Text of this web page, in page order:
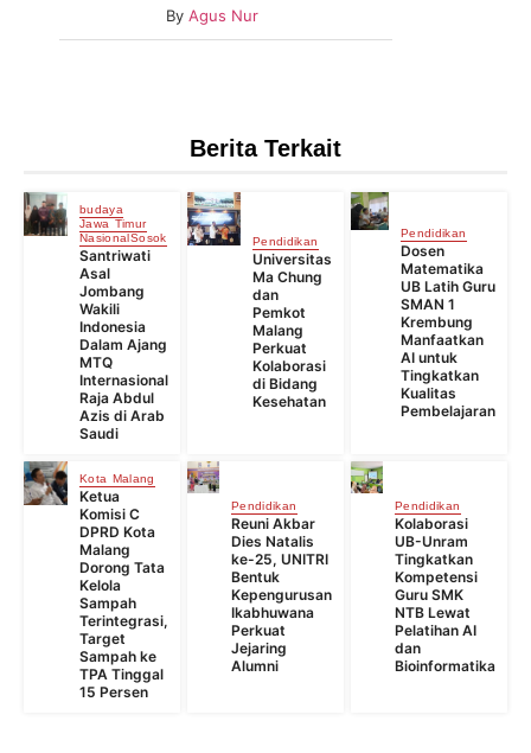
By Agus Nur
Berita Terkait
budaya
Jawa Timur
NasionalSosok
Santriwati
Asal
Jombang
Wakili
Indonesia
Dalam Ajang
MTQ
Internasional
Raja Abdul
Azis di Arab
Saudi
Pendidikan
Universitas
Ma Chung
dan
Pemkot
Malang
Perkuat
Kolaborasi
di Bidang
Kesehatan
Pendidikan
Dosen
Matematika
UB Latih Guru
SMAN 1
Krembung
Manfaatkan
AI untuk
Tingkatkan
Kualitas
Pembelajaran
Kota Malang
Ketua
Komisi C
DPRD Kota
Malang
Dorong Tata
Kelola
Sampah
Terintegrasi,
Target
Sampah ke
TPA Tinggal
15 Persen
Pendidikan
Reuni Akbar
Dies Natalis
ke-25, UNITRI
Bentuk
Kepengurusan
Ikabhuwana
Perkuat
Jejaring
Alumni
Pendidikan
Kolaborasi
UB-Unram
Tingkatkan
Kompetensi
Guru SMK
NTB Lewat
Pelatihan AI
dan
Bioinformatika